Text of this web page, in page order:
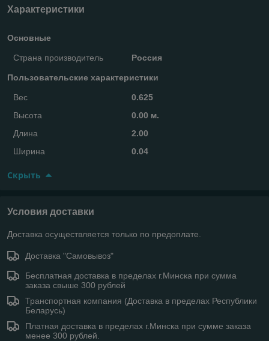
Характеристики
Основные
Страна производитель Россия
Пользовательские характеристики
Вес
0.625
Высота
0.00 м.
Длина
2.00
Ширина
0.04
Скрыть
Условия доставки
Доставка осуществляется только по предоплате.
Доставка "Самовывоз"
Бесплатная доставка в пределах г.Минска при сумма
заказа свыше 300 рублей
Транспортная компания (Доставка в пределах Республики
Беларусь)
Платная доставка в пределах г.Минска при сумме заказа
менее 300 рублей.